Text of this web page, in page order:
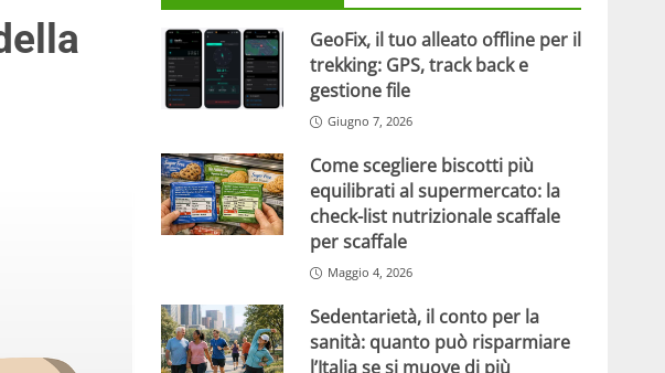
GeoFix, il tuo alleato offline per il
trekking: GPS, track back e
gestione file
Giugno 7, 2026
Come scegliere biscotti più
equilibrati al supermercato: la
check-list nutrizionale scaffale
per scaffale
Maggio 4, 2026
Sedentarietà, il conto per la
sanità: quanto può risparmiare
l’Italia se si muove di più